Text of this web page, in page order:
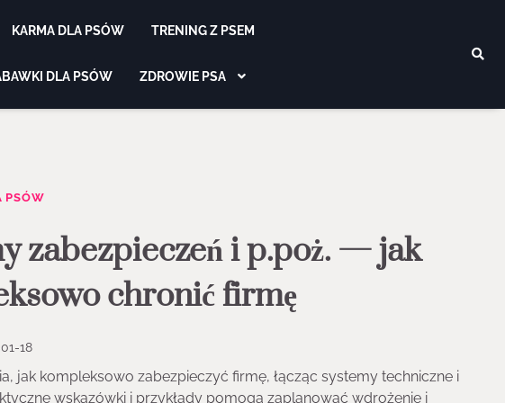
KARMA DLA PSÓW TRENING Z PSEM
DLA PSÓW ZDROWIE PSA
PSÓW
zabezpieczeń i p.poż. — jak
chronić firmę
18
jak kompleksowo zabezpieczyć firmę, łącząc systemy techniczne i
wskazówki i przykłady pomogą zaplanować wdrożenie i